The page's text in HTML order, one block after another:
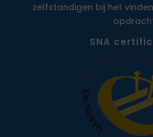
zelfstandigen bij het
SNA